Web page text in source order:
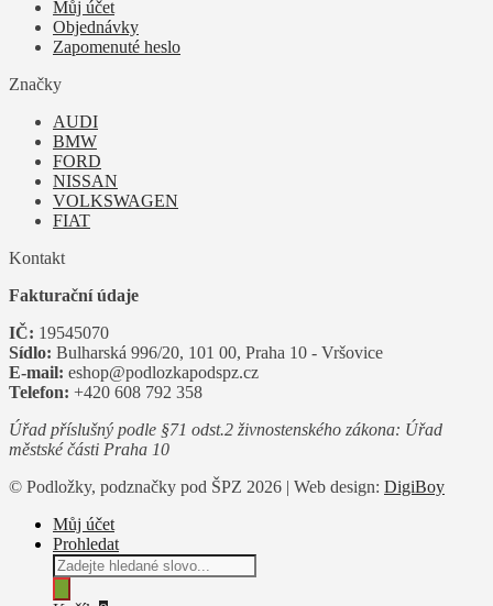
Můj účet
Objednávky
Zapomenuté heslo
Značky
AUDI
BMW
FORD
NISSAN
VOLKSWAGEN
FIAT
Kontakt
Fakturační údaje
IČ: 19545070
Sídlo: Bulharská 996/20, 101 00, Praha 10 - Vršovice
E-mail: eshop@podlozkapodspz.cz
Telefon: +420 608 792 358
Úřad příslušný podle §71 odst.2 živnostenského zákona: Úřad
městské části Praha 10
© Podložky, podznačky pod ŠPZ 2026 | Web design: DigiBoy
Můj účet
Prohledat
Products
search